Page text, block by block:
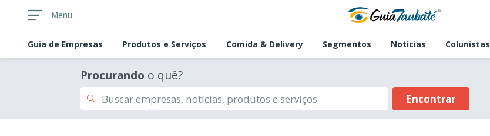
Menu
Guia de Empresas Produtos e Serviços Comida & Delivery Segmentos Notícias Colunistas
Procurando o quê?
Encontrar